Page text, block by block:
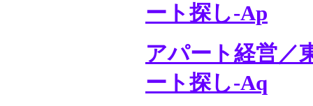
ート探し-Ap
アパート経営／
ート探し-Aq